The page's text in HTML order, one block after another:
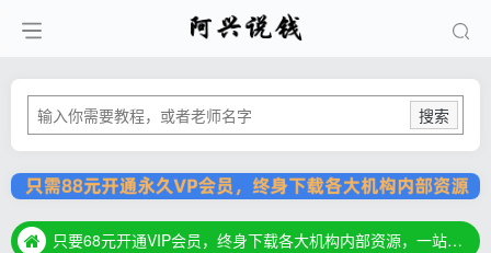
搜索
只要68元开通VIP会员，终身下载各大机构内部资源，一站式草根创业基地，最新最强网赚教程大全，小投入，大回报！
只要68元开通VIP会员，终身下载各大机构内部资源，一站式草根创业基地，最新最强网赚教程大全，小投入，大回报！